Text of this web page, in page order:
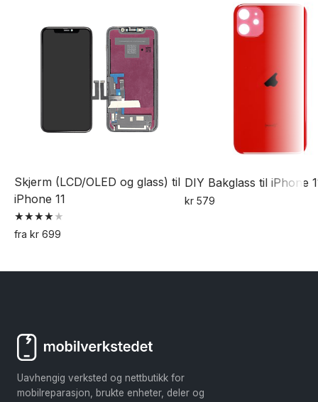
Skjerm (LCD/OLED og glass) til
iPhone 11
Vurdert
4.00
fra kr 699
produktet
Alternativene
kan
velges
DIY Bakglass til iPhone
kr579
flere
produktsiden
Uavhengig verksted og nettbutikk for
mobilreparasjon, brukte enheter, deler og